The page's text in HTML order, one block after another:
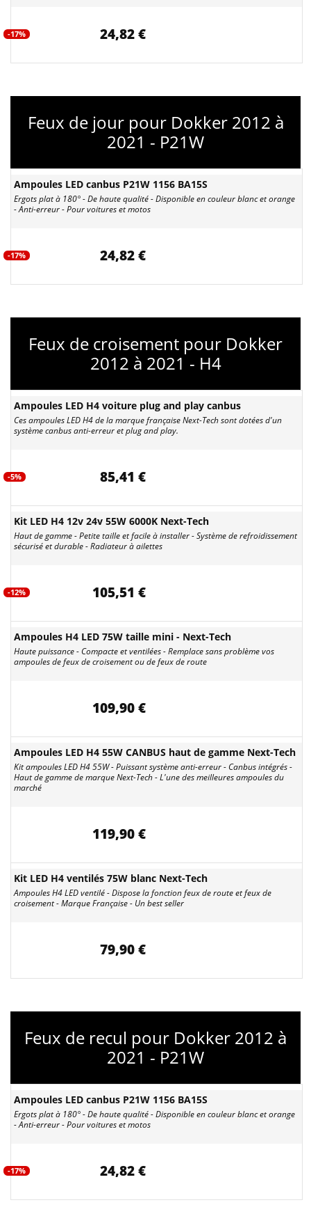
-17% 24,82 €
Feux de jour pour Dokker 2012 à
2021 - P21W
Ampoules LED canbus P21W 1156 BA15S
Ergots plat à 180° - De haute qualité - Disponible en couleur blanc et orange
- Anti-erreur - Pour voitures et motos
-17% 24,82 €
Feux de croisement pour Dokker
2012 à 2021 - H4
Ampoules LED H4 voiture plug and play canbus
Ces ampoules LED H4 de la marque française Next-Tech sont dotées d'un
système canbus anti-erreur et plug and play.
-5% 85,41 €
Kit LED H4 12v 24v 55W 6000K Next-Tech
Haut de gamme - Petite taille et facile à installer - Système de refroidissement
sécurisé et durable - Radiateur à ailettes
-12% 105,51 €
Ampoules H4 LED 75W taille mini - Next-Tech
Haute puissance - Compacte et ventilées - Remplace sans problème vos
ampoules de feux de croisement ou de feux de route
109,90 €
Ampoules LED H4 55W CANBUS haut de gamme Next-Tech
Kit ampoules LED H4 55W - Puissant système anti-erreur - Canbus intégrés -
Haut de gamme de marque Next-Tech - L'une des meilleures ampoules du
marché
119,90 €
Kit LED H4 ventilés 75W blanc Next-Tech
Ampoules H4 LED ventilé - Dispose la fonction feux de route et feux de
croisement - Marque Française - Un best seller
79,90 €
Feux de recul pour Dokker 2012 à
2021 - P21W
Ampoules LED canbus P21W 1156 BA15S
Ergots plat à 180° - De haute qualité - Disponible en couleur blanc et orange
- Anti-erreur - Pour voitures et motos
-17% 24,82 €